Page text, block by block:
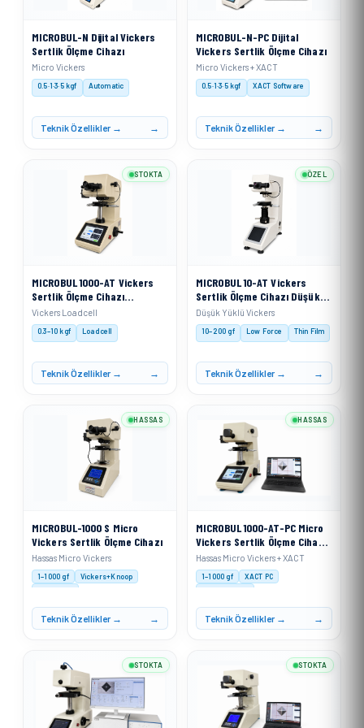
MICROBUL-N Dijital Vickers
Sertlik Ölçme Cihazı
Micro Vickers
0.5·1·3·5 kgf Automatic
Teknik Özellikler →
MICROBUL-N-PC Dijital
Vickers Sertlik Ölçme Cihazı
Micro Vickers + XACT
0.5·1·3·5 kgf XACT Software
Teknik Özellikler →
MICROBUL 1000-AT Vickers
Sertlik Ölçme Cihazı
Otomatik Taret
Vickers Loadcell
0.3–10 kgf Loadcell
Teknik Özellikler →
STOKTA
MICROBUL 10-AT Vickers
Sertlik Ölçme Cihazı Düşük
Yüklü
Düşük Yüklü Vickers
10–200 gf Low Force Thin Film
Teknik Özellikler →
ÖZEL
MICROBUL-1000 S Micro
Vickers Sertlik Ölçme Cihazı
Hassas Micro Vickers
1–1000 gf
Vickers+Knoop
Motorised
Teknik Özellikler →
HASSAS
MICROBUL 1000-AT-PC Micro
Vickers Sertlik Ölçme Cihazı
+ XACT
Hassas Micro Vickers + XACT
1–1000 gf
XACT PC
Auto Analysis
Teknik Özellikler →
HASSAS
STOKTA STOKTA